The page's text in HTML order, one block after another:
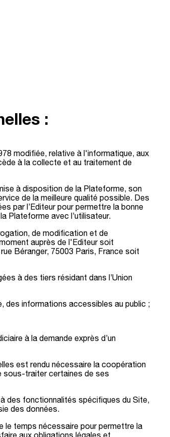
:
modifiée, relative à l'informatique, aux
à la collecte et au traitement de
à disposition de la Plateforme, son
de la meilleure qualité possible. Des
par l’Editeur pour permettre la bonne
Plateforme avec l’utilisateur.
de modification et de
auprès de l'Editeur soit
Béranger, 75003 Paris, France soit
à des tiers résidant dans l’Union
des informations accessibles au public ;
à la demande exprès d’un
est rendu nécessaire la coopération
sous-traiter certaines de ses
des fonctionnalités spécifiques du Site,
des données.
le temps nécessaire pour permettre la
aux obligations légales et